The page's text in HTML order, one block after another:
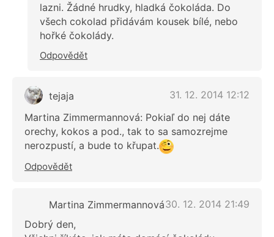
lazni. Žádné hrudky, hladká čokoláda. Do
všech cokolad přidávám kousek bílé, nebo
hořké čokolády.
Odpovědět
tejaja
31. 12. 2014 12:12
Martina Zimmermannová: Pokiaľ do nej dáte
orechy, kokos a pod., tak to sa samozrejme
nerozpustí, a bude to křupat.
Odpovědět
Martina Zimmermannová30. 12. 2014 21:49
Dobrý den,